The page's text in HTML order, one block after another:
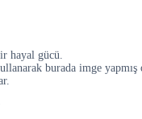
hayal gücü.
burada imge